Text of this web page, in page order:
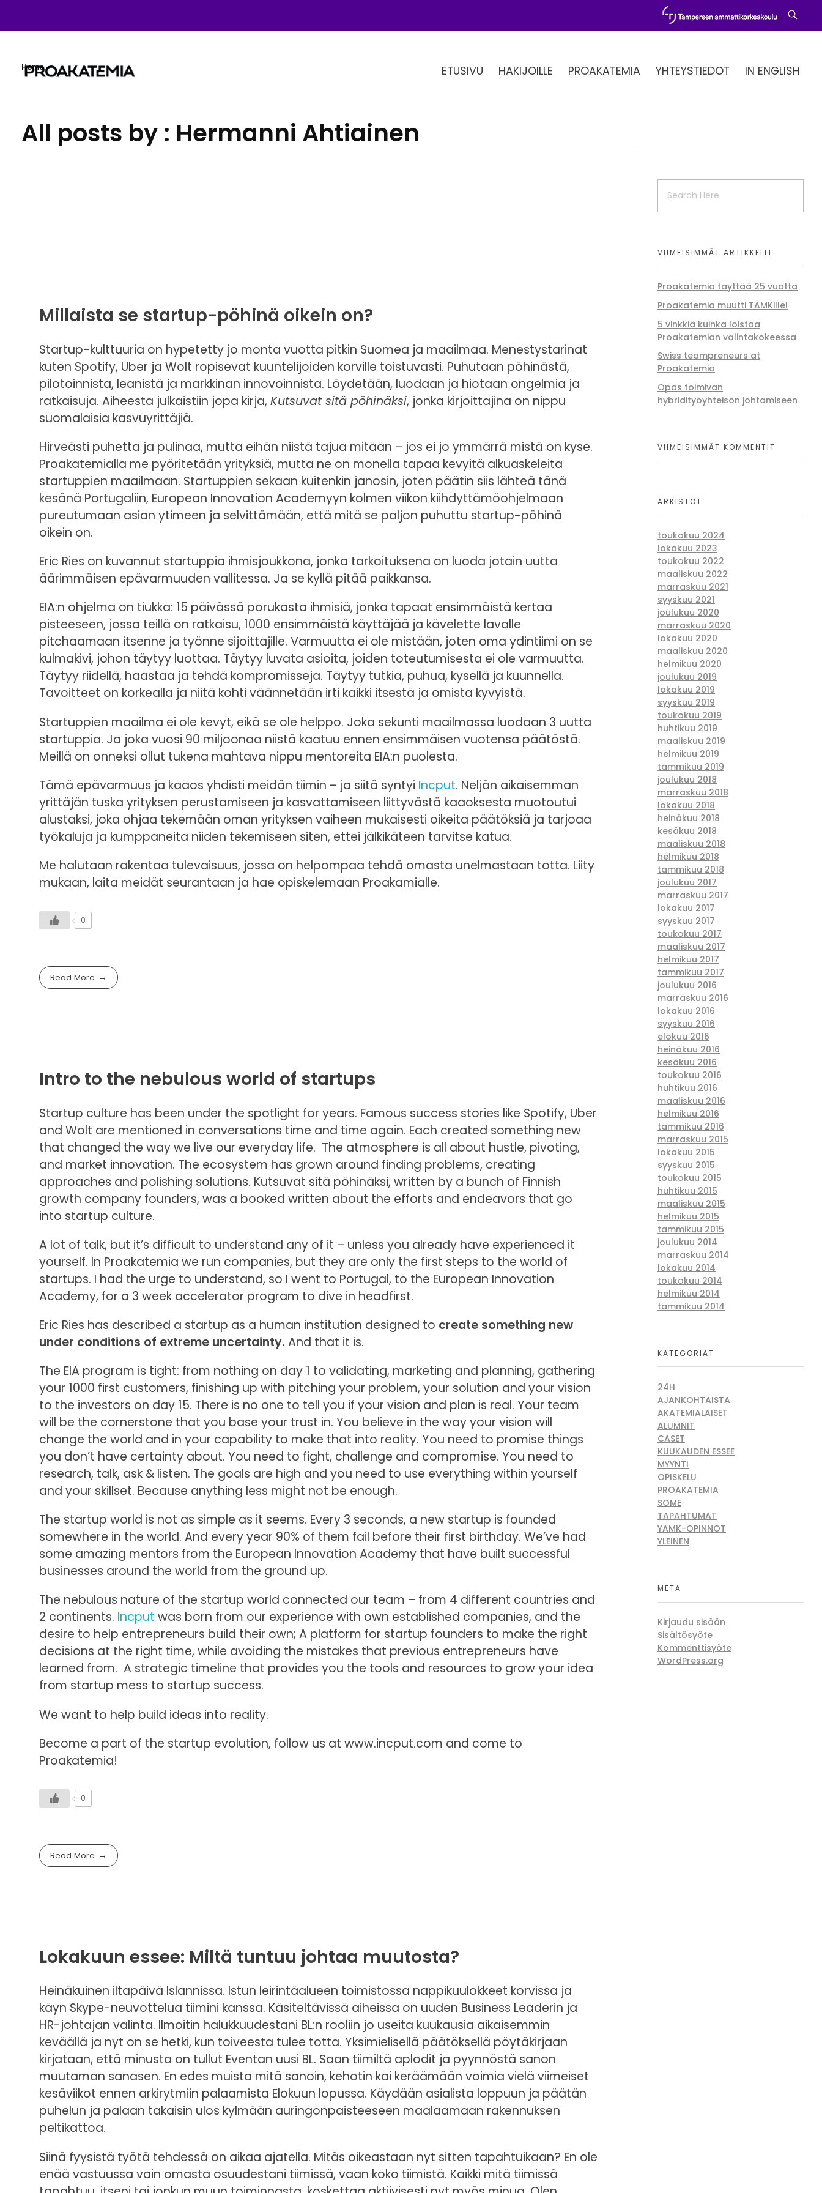
ETUSIVU HAKIJOILLE PROAKATEMIA YHTEYSTIEDOT IN ENGLISH
Home
All posts by : Hermanni Ahtiainen
Millaista se startup-pöhinä oikein on?
Startup-kulttuuria on hypetetty jo monta vuotta pitkin Suomea ja maailmaa. Menestystarinat
kuten Spotify, Uber ja Wolt ropisevat kuuntelijoiden korville toistuvasti. Puhutaan pöhinästä,
pilotoinnista, leanistä ja markkinan innovoinnista. Löydetään, luodaan ja hiotaan ongelmia ja
ratkaisuja. Aiheesta julkaistiin jopa kirja, Kutsuvat sitä pöhinäksi, jonka kirjoittajina on nippu
suomalaisia kasvuyrittäjiä.
Hirveästi puhetta ja pulinaa, mutta eihän niistä tajua mitään – jos ei jo ymmärrä mistä on kyse.
Proakatemialla me pyöritetään yrityksiä, mutta ne on monella tapaa kevyitä alkuaskeleita
startuppien maailmaan. Startuppien sekaan kuitenkin janosin, joten päätin siis lähteä tänä
kesänä Portugaliin, European Innovation Academyyn kolmen viikon kiihdyttämöohjelmaan
pureutumaan asian ytimeen ja selvittämään, että mitä se paljon puhuttu startup-pöhinä
oikein on.
Eric Ries on kuvannut startuppia ihmisjoukkona, jonka tarkoituksena on luoda jotain uutta
äärimmäisen epävarmuuden vallitessa. Ja se kyllä pitää paikkansa.
EIA:n ohjelma on tiukka: 15 päivässä porukasta ihmisiä, jonka tapaat ensimmäistä kertaa
pisteeseen, jossa teillä on ratkaisu, 1000 ensimmäistä käyttäjää ja kävelette lavalle
pitchaamaan itsenne ja työnne sijoittajille. Varmuutta ei ole mistään, joten oma ydintiimi on se
kulmakivi, johon täytyy luottaa. Täytyy luvata asioita, joiden toteutumisesta ei ole varmuutta.
Täytyy riidellä, haastaa ja tehdä kompromisseja. Täytyy tutkia, puhua, kysellä ja kuunnella.
Tavoitteet on korkealla ja niitä kohti väännetään irti kaikki itsestä ja omista kyvyistä.
Startuppien maailma ei ole kevyt, eikä se ole helppo. Joka sekunti maailmassa luodaan 3 uutta
startuppia. Ja joka vuosi 90 miljoonaa niistä kaatuu ennen ensimmäisen vuotensa päätöstä.
Meillä on onneksi ollut tukena mahtava nippu mentoreita EIA:n puolesta.
Tämä epävarmuus ja kaaos yhdisti meidän tiimin – ja siitä syntyi Incput. Neljän aikaisemman
yrittäjän tuska yrityksen perustamiseen ja kasvattamiseen liittyvästä kaaoksesta muotoutui
alustaksi, joka ohjaa tekemään oman yrityksen vaiheen mukaisesti oikeita päätöksiä ja tarjoaa
työkaluja ja kumppaneita niiden tekemiseen siten, ettei jälkikäteen tarvitse katua.
Me halutaan rakentaa tulevaisuus, jossa on helpompaa tehdä omasta unelmastaan totta. Liity
mukaan, laita meidät seurantaan ja hae opiskelemaan Proakamialle.
0
Read More
Intro to the nebulous world of startups
Startup culture has been under the spotlight for years. Famous success stories like Spotify, Uber
and Wolt are mentioned in conversations time and time again. Each created something new
that changed the way we live our everyday life. The atmosphere is all about hustle, pivoting,
and market innovation. The ecosystem has grown around finding problems, creating
approaches and polishing solutions. Kutsuvat sitä pöhinäksi, written by a bunch of Finnish
growth company founders, was a booked written about the efforts and endeavors that go
into startup culture.
A lot of talk, but it’s difficult to understand any of it – unless you already have experienced it
yourself. In Proakatemia we run companies, but they are only the first steps to the world of
startups. I had the urge to understand, so I went to Portugal, to the European Innovation
Academy, for a 3 week accelerator program to dive in headfirst.
Eric Ries has described a startup as a human institution designed to create something new
under conditions of extreme uncertainty. And that it is.
The EIA program is tight: from nothing on day 1 to validating, marketing and planning, gathering
your 1000 first customers, finishing up with pitching your problem, your solution and your vision
to the investors on day 15. There is no one to tell you if your vision and plan is real. Your team
will be the cornerstone that you base your trust in. You believe in the way your vision will
change the world and in your capability to make that into reality. You need to promise things
you don’t have certainty about. You need to fight, challenge and compromise. You need to
research, talk, ask & listen. The goals are high and you need to use everything within yourself
and your skillset. Because anything less might not be enough.
The startup world is not as simple as it seems. Every 3 seconds, a new startup is founded
somewhere in the world. And every year 90% of them fail before their first birthday. We’ve had
some amazing mentors from the European Innovation Academy that have built successful
businesses around the world from the ground up.
The nebulous nature of the startup world connected our team – from 4 different countries and
2 continents. Incput was born from our experience with own established companies, and the
desire to help entrepreneurs build their own; A platform for startup founders to make the right
decisions at the right time, while avoiding the mistakes that previous entrepreneurs have
learned from. A strategic timeline that provides you the tools and resources to grow your idea
from startup mess to startup success.
We want to help build ideas into reality.
Become a part of the startup evolution, follow us at www.incput.com and come to
Proakatemia!
0
Read More
Lokakuun essee: Miltä tuntuu johtaa muutosta?
Heinäkuinen iltapäivä Islannissa. Istun leirintäalueen toimistossa nappikuulokkeet korvissa ja
käyn Skype-neuvottelua tiimini kanssa. Käsiteltävissä aiheissa on uuden Business Leaderin ja
HR-johtajan valinta. Ilmoitin halukkuudestani BL:n rooliin jo useita kuukausia aikaisemmin
keväällä ja nyt on se hetki, kun toiveesta tulee totta. Yksimielisellä päätöksellä pöytäkirjaan
kirjataan, että minusta on tullut Eventan uusi BL. Saan tiimiltä aplodit ja pyynnöstä sanon
muutaman sanasen. En edes muista mitä sanoin, kehotin kai keräämään voimia vielä viimeiset
kesäviikot ennen arkirytmiin palaamista Elokuun lopussa. Käydään asialista loppuun ja päätän
puhelun ja palaan takaisin ulos kylmään auringonpaisteeseen maalaamaan rakennuksen
peltikattoa.
Siinä fyysistä työtä tehdessä on aikaa ajatella. Mitäs oikeastaan nyt sitten tapahtuikaan? En ole
enää vastuussa vain omasta osuudestani tiimissä, vaan koko tiimistä. Kaikki mitä tiimissä
VIIMEISIMMÄT ARTIKKELIT
Proakatemia täyttää 25 vuotta
Proakatemia muutti TAMKille!
5 vinkkiä kuinka loistaa
Proakatemian valintakokeessa
Swiss teampreneurs at
Proakatemia
Opas toimivan
hybridityöyhteisön johtamiseen
VIIMEISIMMÄT KOMMENTIT
ARKISTOT
toukokuu 2024
lokakuu 2023
toukokuu 2022
maaliskuu 2022
marraskuu 2021
syyskuu 2021
joulukuu 2020
marraskuu 2020
lokakuu 2020
maaliskuu 2020
helmikuu 2020
joulukuu 2019
lokakuu 2019
syyskuu 2019
toukokuu 2019
huhtikuu 2019
maaliskuu 2019
helmikuu 2019
tammikuu 2019
joulukuu 2018
marraskuu 2018
lokakuu 2018
heinäkuu 2018
kesäkuu 2018
maaliskuu 2018
helmikuu 2018
tammikuu 2018
joulukuu 2017
marraskuu 2017
lokakuu 2017
syyskuu 2017
toukokuu 2017
maaliskuu 2017
helmikuu 2017
tammikuu 2017
joulukuu 2016
marraskuu 2016
lokakuu 2016
syyskuu 2016
elokuu 2016
heinäkuu 2016
kesäkuu 2016
toukokuu 2016
huhtikuu 2016
maaliskuu 2016
helmikuu 2016
tammikuu 2016
marraskuu 2015
lokakuu 2015
syyskuu 2015
toukokuu 2015
huhtikuu 2015
maaliskuu 2015
helmikuu 2015
tammikuu 2015
joulukuu 2014
marraskuu 2014
lokakuu 2014
toukokuu 2014
helmikuu 2014
tammikuu 2014
KATEGORIAT
24H
AJANKOHTAISTA
AKATEMIALAISET
ALUMNIT
CASET
KUUKAUDEN ESSEE
MYYNTI
OPISKELU
PROAKATEMIA
SOME
TAPAHTUMAT
YAMK-OPINNOT
YLEINEN
META
Kirjaudu sisään
Sisältösyöte
Kommenttisyöte
WordPress.org